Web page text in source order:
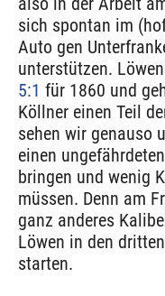
sich spontan im
Auto gen
unterstützen.
5:1 für 1860 und
Köllner einen Teil
sehen wir genauso
einen
bringen und wenig
müssen. Denn am
ganz anderes
Löwen in den
starten.